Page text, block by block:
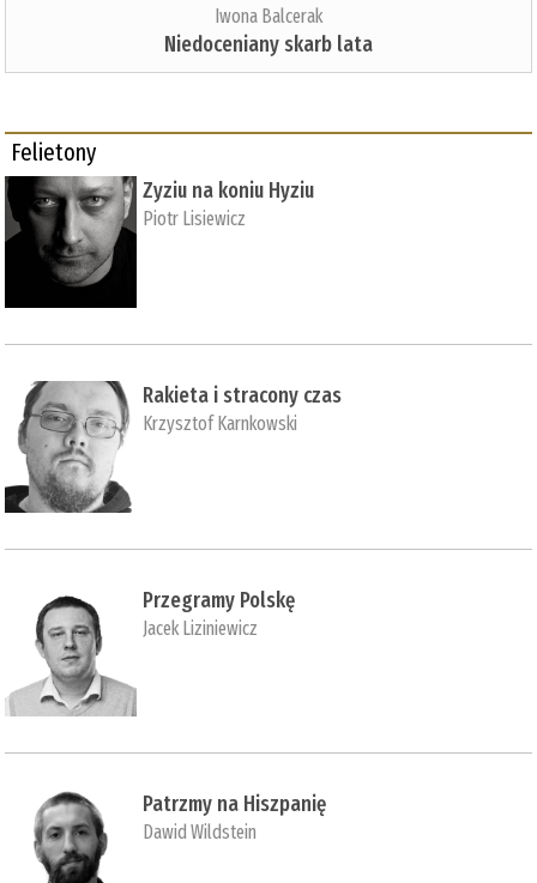
Iwona Balcerak
Niedoceniany skarb lata
Felietony
Zyziu na koniu Hyziu
Piotr Lisiewicz
Rakieta i stracony czas
Krzysztof Karnkowski
Przegramy Polskę
Jacek Liziniewicz
Patrzmy na Hiszpanię
Dawid Wildstein